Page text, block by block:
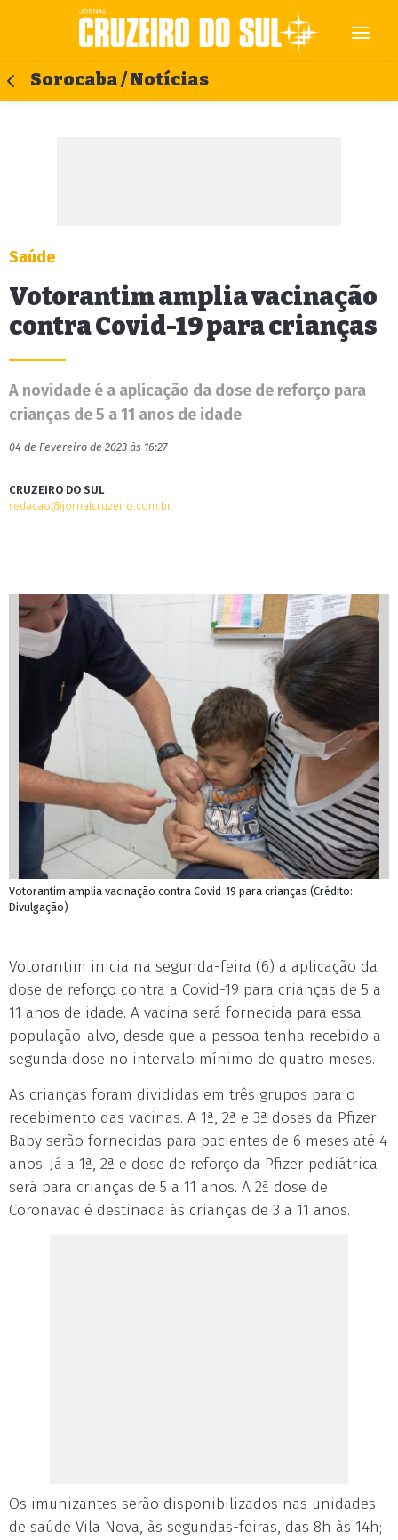
Sorocaba / Notícias
Saúde
Votorantim amplia vacinação
contra Covid-19 para crianças
A novidade é a aplicação da dose de reforço para
crianças de 5 a 11 anos de idade
04 de Fevereiro de 2023 às 16:27
CRUZEIRO DO SUL
redacao@jornalcruzeiro.com.br
Votorantim amplia vacinação contra Covid-19 para crianças (Crédito:
Divulgação)
Votorantim inicia na segunda-feira (6) a aplicação da
dose de reforço contra a Covid-19 para crianças de 5 a
11 anos de idade. A vacina será fornecida para essa
população-alvo, desde que a pessoa tenha recebido a
segunda dose no intervalo mínimo de quatro meses.
As crianças foram divididas em três grupos para o
recebimento das vacinas. A 1ª, 2ª e 3ª doses da Pfizer
Baby serão fornecidas para pacientes de 6 meses até 4
anos. Já a 1ª, 2ª e dose de reforço da Pfizer pediátrica
será para crianças de 5 a 11 anos. A 2ª dose de
Coronavac é destinada às crianças de 3 a 11 anos.
Os imunizantes serão disponibilizados nas unidades
de saúde Vila Nova, às segundas-feiras, das 8h às 14h;